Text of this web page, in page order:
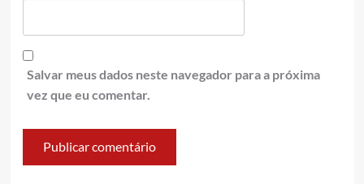
Salvar meus dados neste navegador para a próxima
vez que eu comentar.